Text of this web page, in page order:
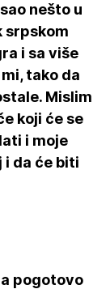
nešto u
srpskom
i sa više
tako da
Mislim
koji će se
i moje
i da će biti
pogotovo